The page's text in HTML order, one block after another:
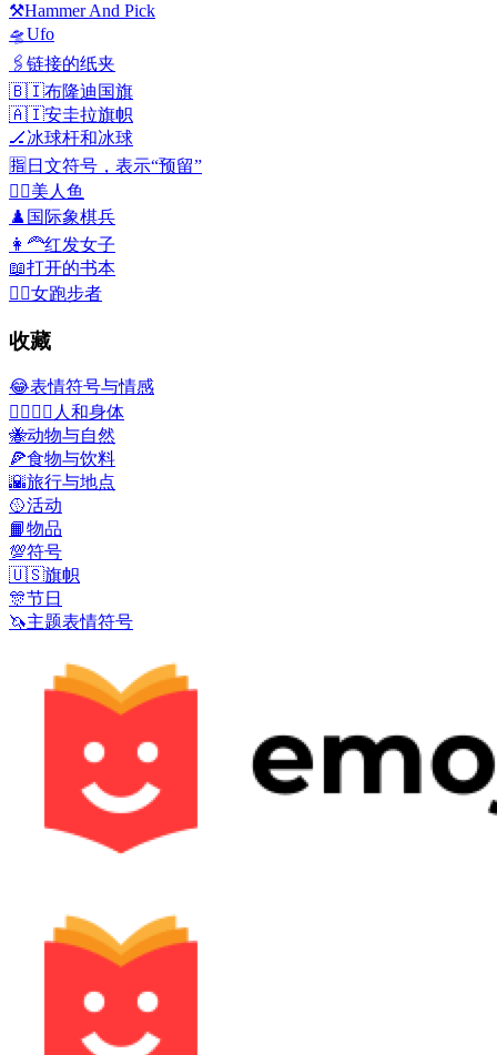
⚒️Hammer And Pick
🛸Ufo
🖇️ 链接的纸夹
🇧🇮布隆迪国旗
🇦🇮安圭拉旗帜
🏒冰球杆和冰球
🈯 日文符号，表示“预留”
🧜‍♀️美人鱼
♟️ 国际象棋兵
👩‍🦰红发女子
📖打开的书本
🏃‍♀️女跑步者
收藏
😂表情符号与情感
👩‍❤️‍💋‍👨 人和身体
🐝动物与自然
🍕食物与饮料
🌇旅行与地点
🥎活动
📙物品
💯符号
🇺🇸旗帜
🎊节日
🦄主题表情符号